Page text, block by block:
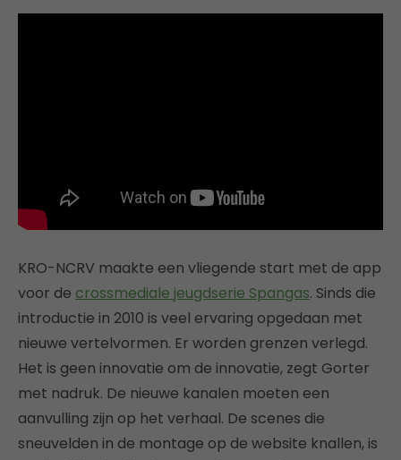
KRO-NCRV maakte een vliegende start met de app
voor de crossmediale jeugdserie Spangas. Sinds die
introductie in 2010 is veel ervaring opgedaan met
nieuwe vertelvormen. Er worden grenzen verlegd.
Het is geen innovatie om de innovatie, zegt Gorter
met nadruk. De nieuwe kanalen moeten een
aanvulling zijn op het verhaal. De scenes die
sneuvelden in de montage op de website knallen, is